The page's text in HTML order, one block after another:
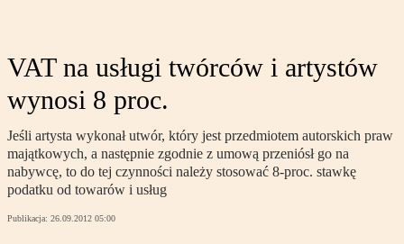
VAT na usługi twórców i artystów
wynosi 8 proc.
Jeśli artysta wykonał utwór, który jest przedmiotem autorskich praw
majątkowych, a następnie zgodnie z umową przeniósł go na
nabywcę, to do tej czynności należy stosować 8-proc. stawkę
podatku od towarów i usług
Publikacja: 26.09.2012 05:00